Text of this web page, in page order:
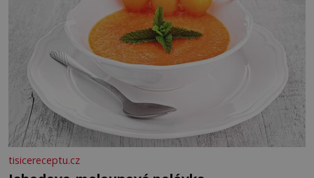
tisicereceptu.cz